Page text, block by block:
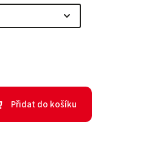
Přidat do košíku